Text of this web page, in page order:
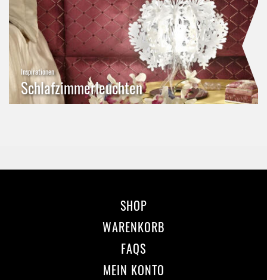
Inspirationen
Schlafzimmerleuchten
SHOP
WARENKORB
FAQS
MEIN KONTO